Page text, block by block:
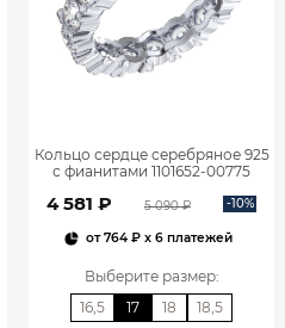
Кольцо сердце серебряное 925
с фианитами 1101652-00775
4 581 ₽ 5 090 ₽ -10%
от764 ₽x 6 платежей
Выберите размер:
16,5
17 18 18,5